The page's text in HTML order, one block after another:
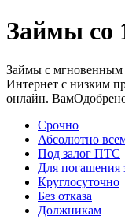
Займы со
Займы с
Интернет с низким
онлайн.
Срочно
Абсолютно
Под залог ПТС
Для погашения
Круглосуточно
Без отказа
Должникам